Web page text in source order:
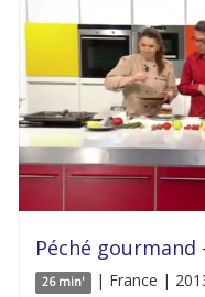
Péché
26 min' | France |